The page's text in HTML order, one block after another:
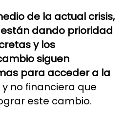
de la actual crisis,
dando prioridad
y los
siguen
para acceder a la
y no financiera que
este cambio.